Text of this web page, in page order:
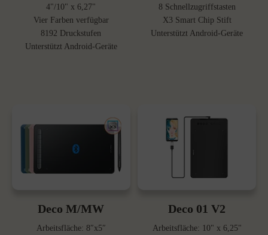
4"/10" x 6,27"
Vier Farben verfügbar
8192 Druckstufen
Unterstützt Android-Geräte
8 Schnellzugriffstasten
X3 Smart Chip Stift
Unterstützt Android-Geräte
Deco M/MW
Arbeitsfläche: 8″x5″
Deco 01 V2
Arbeitsfläche: 10" x 6,25"